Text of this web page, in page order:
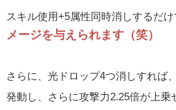
スキル使用+5属性同時消しするだ
メージを与えられます（笑）
さらに、光ドロップ4つ消しすれば
発動し、さらに攻撃力2.25倍が上